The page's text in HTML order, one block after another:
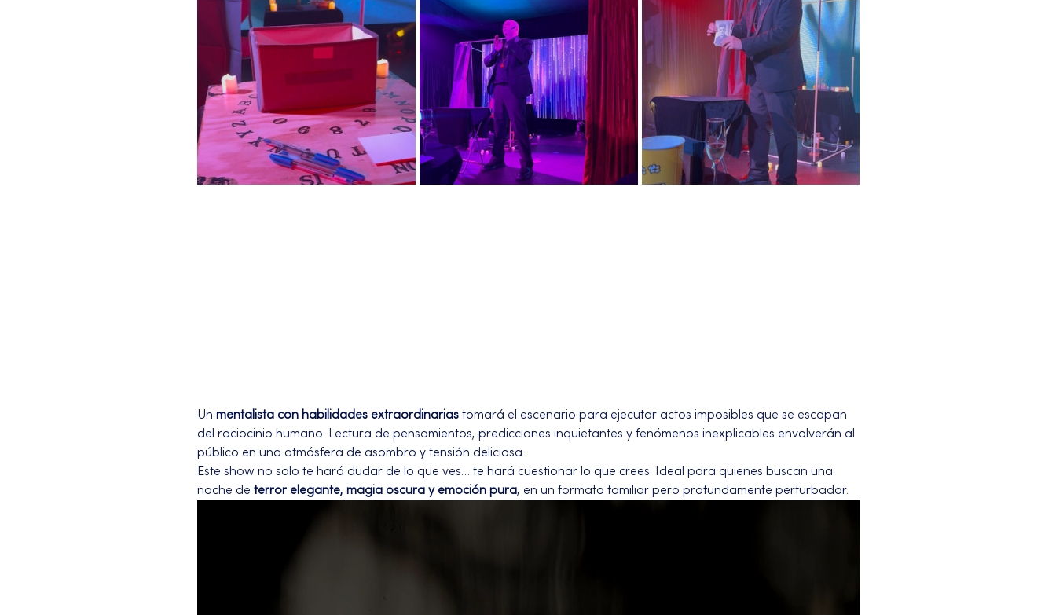
Un mentalista con habilidades extraordinarias tomará el escenario para ejecutar actos imposibles que se escapan
del raciocinio humano. Lectura de pensamientos, predicciones inquietantes y fenómenos inexplicables envolverán al
público en una atmósfera de asombro y tensión deliciosa.
Este show no solo te hará dudar de lo que ves… te hará cuestionar lo que crees. Ideal para quienes buscan una
noche de terror elegante, magia oscura y emoción pura, en un formato familiar pero profundamente perturbador.